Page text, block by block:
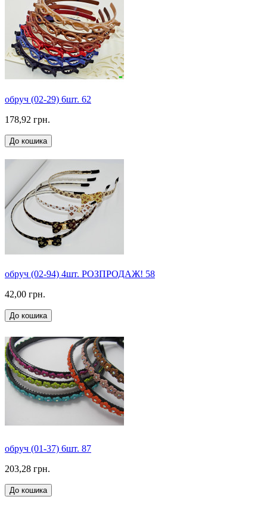
обруч (02-29) 6шт. 62
178,92 грн.
До кошика
обруч (02-94) 4шт. РОЗПРОДАЖ! 58
42,00 грн.
До кошика
обруч (01-37) 6шт. 87
203,28 грн.
До кошика